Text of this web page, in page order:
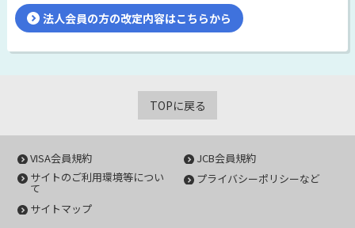
法人会員の方の改定内容はこちらから
TOPに戻る
VISA会員規約
JCB会員規約
サイトのご利用環境等につい
て
プライバシーポリシーなど
サイトマップ